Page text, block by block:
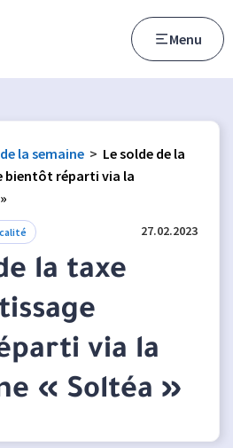
Menu
la semaine > Le solde de la
bientôt réparti via la
27.02.2023
la taxe
via la
« Soltéa »